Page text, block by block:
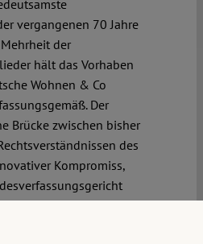
vergangenen 70 Jahre
der
hält das Vorhaben
Wohnen & Co
Der
Brücke zwischen bisher
des
Kompromiss,